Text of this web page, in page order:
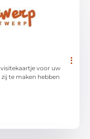
voor uw
te maken hebben